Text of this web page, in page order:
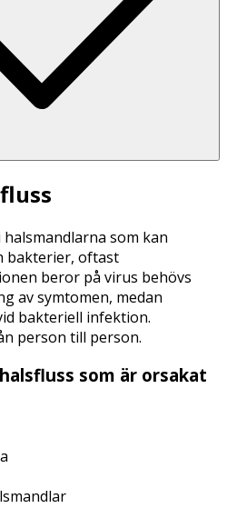
som kan
bakterier, oftast
beror på virus behövs
av symtomen, medan
bakteriell infektion.
person till person.
som är orsakat